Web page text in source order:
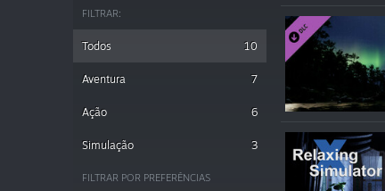
FILTRAR:
Todos 10
Aventura 7
Ação 6
Simulação 3
FILTRAR POR PREFERÊNCIAS